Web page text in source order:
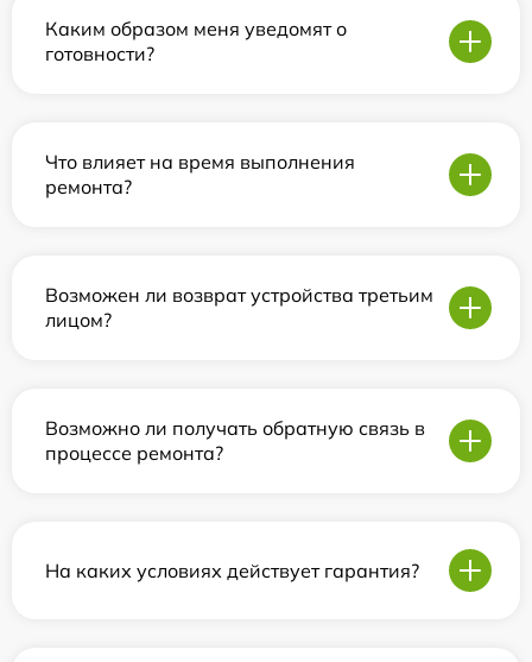
Каким образом меня уведомят о
готовности?
Что влияет на время выполнения
ремонта?
Возможен ли возврат устройства третьим
лицом?
Возможно ли получать обратную связь в
процессе ремонта?
На каких условиях действует гарантия?